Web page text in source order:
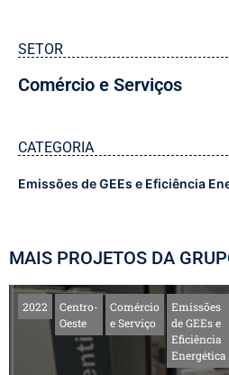
SETOR
Comércio e Serviços
CATEGORIA
Emissões de GEEs e Eficiência
MAIS PROJETOS DA
2022
Centro-
Oeste
Comércio
e Serviço
Emissões
de GEEs e
Eficiência
Energética